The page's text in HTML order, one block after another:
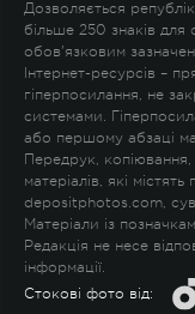
Дозволяється
більше 250 знаків для
обов'язковим
Інтернет-ресурсів –
гіперпосилання, не
системами.
або першому абзаці
Передрук,
матеріалів, які
depositphotos.com,
Матеріали із
Редакція не несе
інформації.
Стокові фото від: